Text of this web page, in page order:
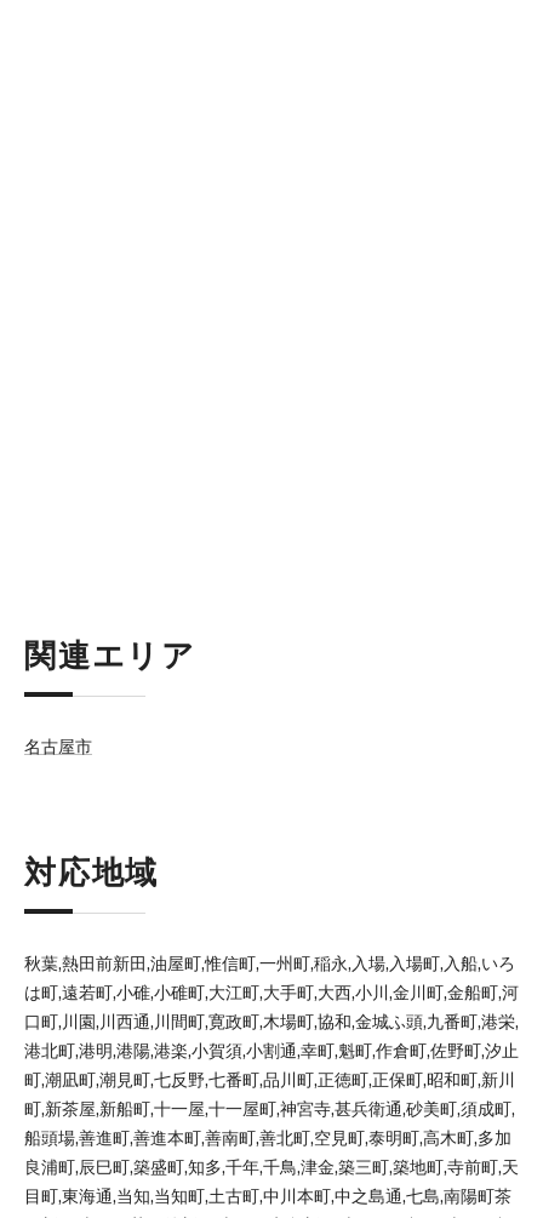
関連エリア
名古屋市
対応地域
秋葉,熱田前新田,油屋町,惟信町,一州町,稲永,入場,入場町,入船,いろ
は町,遠若町,小碓,小碓町,大江町,大手町,大西,小川,金川町,金船町,河
口町,川園,川西通,川間町,寛政町,木場町,協和,金城ふ頭,九番町,港栄,
港北町,港明,港陽,港楽,小賀須,小割通,幸町,魁町,作倉町,佐野町,汐止
町,潮凪町,潮見町,七反野,七番町,品川町,正徳町,正保町,昭和町,新川
町,新茶屋,新船町,十一屋,十一屋町,神宮寺,甚兵衛通,砂美町,須成町,
船頭場,善進町,善進本町,善南町,善北町,空見町,泰明町,高木町,多加
良浦町,辰巳町,築盛町,知多,千年,千鳥,津金,築三町,築地町,寺前町,天
目町,東海通,当知,当知町,土古町,中川本町,中之島通,七島,南陽町茶